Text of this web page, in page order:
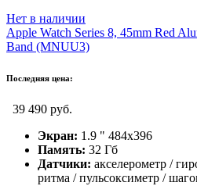
Нет в наличии
Apple Watch Series 8, 45mm Red
Band (MNUU3)
Последняя цена:
39 490 руб.
Экран: 1.9 " 484x396
Память: 32 Гб
Датчики: акселерометр /
ритма / пульсоксиметр /